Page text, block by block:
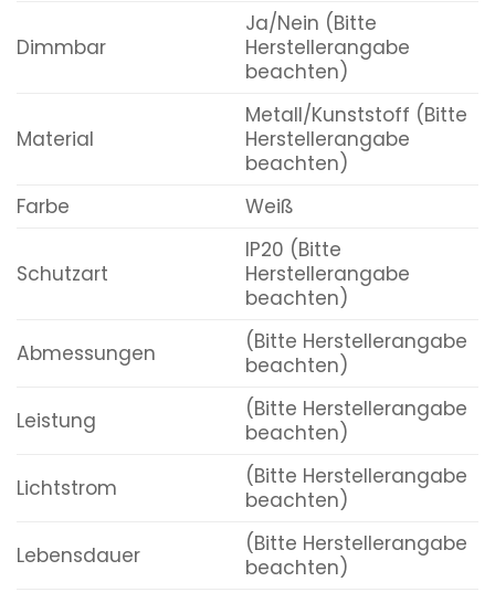
Dimmbar
Ja/Nein (Bitte
Herstellerangabe
beachten)
Material
Metall/Kunststoff (Bitte
Herstellerangabe
beachten)
Farbe
Weiß
Schutzart
IP20 (Bitte
Herstellerangabe
beachten)
Abmessungen
(Bitte Herstellerangabe
beachten)
Leistung
(Bitte Herstellerangabe
beachten)
Lichtstrom
(Bitte Herstellerangabe
beachten)
Lebensdauer
(Bitte Herstellerangabe
beachten)